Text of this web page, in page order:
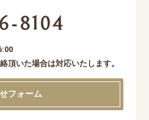
8104
頂いた場合は対応いたします。
フォーム